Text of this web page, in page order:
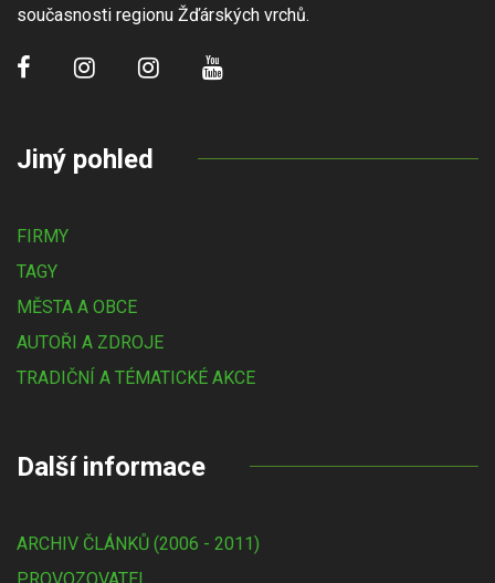
současnosti regionu Žďárských vrchů.
Jiný pohled
FIRMY
TAGY
MĚSTA A OBCE
AUTOŘI A ZDROJE
TRADIČNÍ A TÉMATICKÉ AKCE
Další informace
ARCHIV ČLÁNKŮ (2006 - 2011)
PROVOZOVATEL